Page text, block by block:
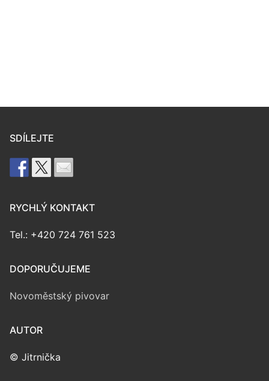
SDÍLEJTE
RYCHLÝ KONTAKT
Tel.: +420 724 761 523
DOPORUČUJEME
Novoměstský pivovar
AUTOR
© Jitrnička